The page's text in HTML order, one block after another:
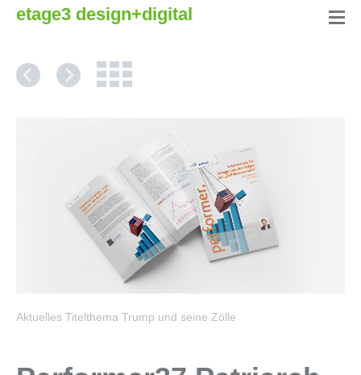
etage3 design+digital
Aktuelles Titelthema Trump und seine Zölle